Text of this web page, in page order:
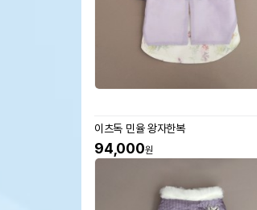
이츠독 민율 왕자한복
94,000원